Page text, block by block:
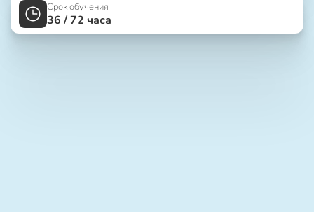
Срок обучения
36 / 72 часа